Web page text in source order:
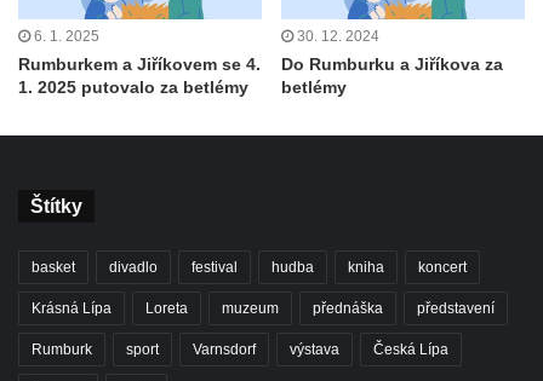
6. 1. 2025
Rumburkem a Jiříkovem se 4.
1. 2025 putovalo za betlémy
30. 12. 2024
Do Rumburku a Jiříkova za
betlémy
Štítky
basket divadlo festival hudba kniha koncert
Krásná Lípa Loreta muzeum přednáška představení
Rumburk sport Varnsdorf výstava Česká Lípa